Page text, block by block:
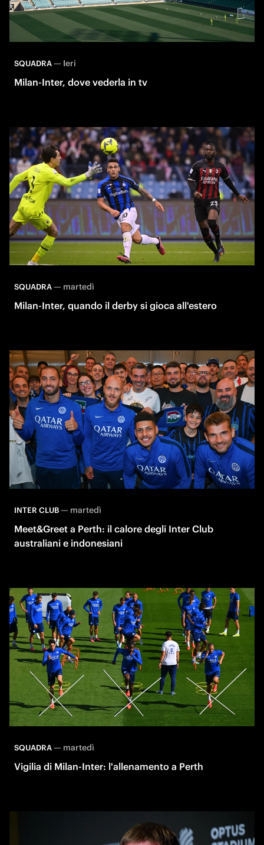
SQUADRA— Ieri
Milan-Inter, dove vederla in tv
SQUADRA— martedì
Milan-Inter, quando il derby si gioca all'estero
INTER CLUB— martedì
Meet&Greet a Perth: il calore degli Inter Club
australiani e indonesiani
SQUADRA— martedì
Vigilia di Milan-Inter: l'allenamento a Perth